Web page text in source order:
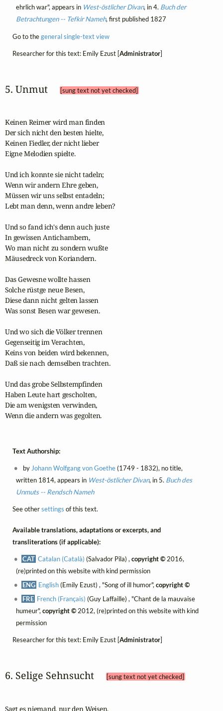
ehrlich war", appears in West-östlicher Divan, in 4. Buch der
Betrachtungen -- Tefkir Nameh, first published 1827
Go to thegeneral single-text view
Researcher for this text: Emily Ezust [Administrator]
5. Unmut [sung text not yet checked]
Keinen Reimer wird man finden
Der sich nicht den besten hielte,
Keinen Fiedler, der nicht lieber
Eigne Melodien spielte.
Und ich konnte sie nicht tadeln;
Wenn wir andern Ehre geben,
Müssen wir uns selbst entadeln;
Lebt man denn, wenn andre leben?
Und so fand ich's denn auch juste
In gewissen Antichambern,
Wo man nicht zu sondern wußte
Mäusedreck von Koriandern.
Das Gewesne wollte hassen
Solche rüstge neue Besen,
Diese dann nicht gelten lassen
Was sonst Besen war gewesen.
Und wo sich die Völker trennen
Gegenseitig im Verachten,
Keins von beiden wird bekennen,
Daß sie nach demselben trachten.
Und das grobe Selbstempfinden
Haben Leute hart gescholten,
Die am wenigsten verwinden,
Wenn die andern was gegolten.
Text Authorship:
by Johann Wolfgang von Goethe(1749 - 1832), no title,
written 1814, appears in West-östlicher Divan, in 5. Buch des
Unmuts -- Rendsch Nameh
See othersettings of this text.
Available translations, adaptations or excerpts, and
transliterations (if applicable):
CAT Catalan (Català) (Salvador Pila) ,copyright © 2016,
(re)printed on this website with kind permission
ENG English(Emily Ezust) , "Song of ill humor",copyright ©
FRE French (Français) (Guy Laffaille) , "Chant de la mauvaise
humeur", copyright ©2012, (re)printed on this website with kind
permission
Researcher for this text: Emily Ezust [Administrator]
6. Selige Sehnsucht [sung text not yet checked]
Sagt es niemand, nur den Weisen,